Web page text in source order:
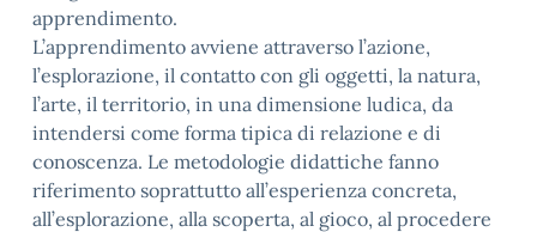
apprendimento.
L’apprendimento avviene attraverso l’azione,
l’esplorazione, il contatto con gli oggetti, la natura,
l’arte, il territorio, in una dimensione ludica, da
intendersi come forma tipica di relazione e di
conoscenza. Le metodologie didattiche fanno
riferimento soprattutto all’esperienza concreta,
all’esplorazione, alla scoperta, al gioco, al procedere